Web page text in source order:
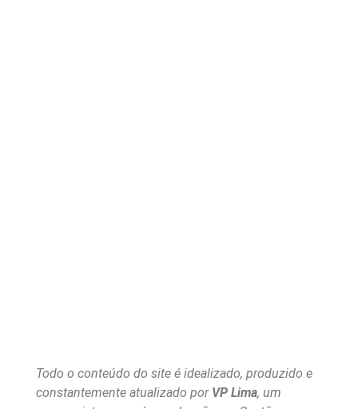
Todo o conteúdo do site é idealizado, produzido e
constantemente atualizado por VP Lima, um